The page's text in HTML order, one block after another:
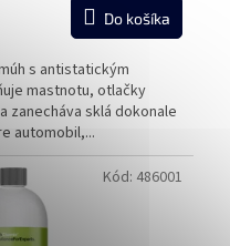
Do košíka
s antistatickým
mastnotu, otlačky
zanecháva sklá dokonale
automobil,...
Kód: 486001